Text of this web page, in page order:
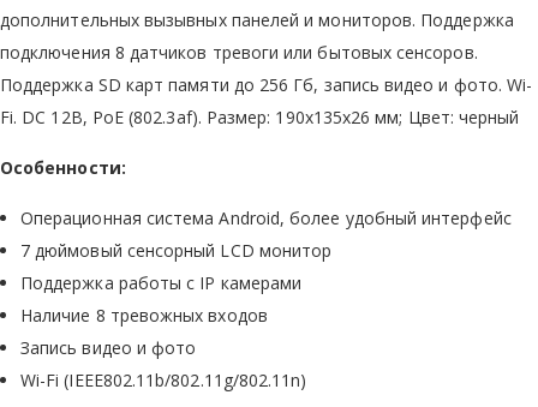
дополнительных вызывных панелей и мониторов. Поддержка
подключения 8 датчиков тревоги или бытовых сенсоров.
Поддержка SD карт памяти до 256 Гб, запись видео и фото. Wi-
Fi. DC 12В, PoE (802.3af). Размер: 190х135х26 мм; Цвет: черный
Особенности:
Операционная система Android, более удобный интерфейс
7 дюймовый сенсорный LCD монитор
Поддержка работы с IP камерами
Наличие 8 тревожных входов
Запись видео и фото
Wi-Fi (IEEE802.11b/802.11g/802.11n)